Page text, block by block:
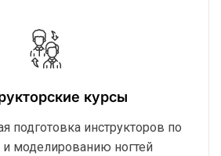
курсы
подготовка инструкторов по
моделированию ногтей